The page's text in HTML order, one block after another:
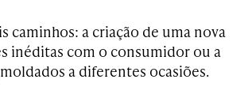
caminhos: a criação de uma nova
inéditas com o consumidor ou a
a diferentes ocasiões.